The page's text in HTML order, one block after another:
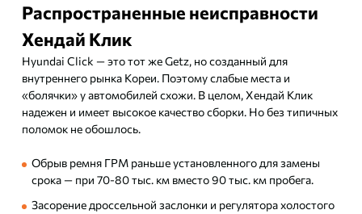
Распространенные неисправности
Хендай Клик
Hyundai Click — это тот же Getz, но созданный для
внутреннего рынка Кореи. Поэтому слабые места и
«болячки» у автомобилей схожи. В целом, Хендай Клик
надежен и имеет высокое качество сборки. Но без типичных
поломок не обошлось.
Обрыв ремня ГРМ раньше установленного для замены
срока — при 70-80 тыс. км вместо 90 тыс. км пробега.
Засорение дроссельной заслонки и регулятора холостого